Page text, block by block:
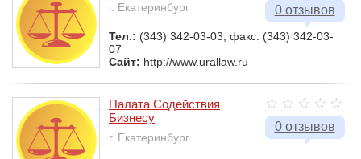
0 отзывов
г. Екатеринбург
Тел.: (343) 342-03-03, факс: (343) 342-03-
07
Сайт: http://www.urallaw.ru
0 отзывов
Палата Содействия
Бизнесу
г. Екатеринбург